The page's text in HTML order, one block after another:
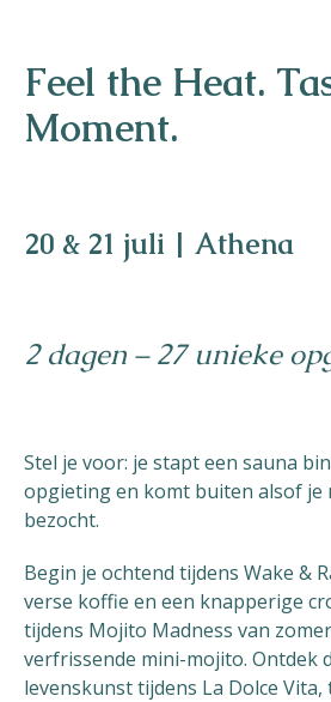
Contact
NL FR EN
Android Play
Feel the Heat.
Moment.
20 & 21 juli | Athena
2 dagen – 27 unieke
Stel je voor: je stapt een sauna
opgieting en komt buiten alsof je
bezocht.
Begin je ochtend tijdens Wake &
verse koffie en een knapperige
tijdens Mojito Madness van
verfrissende mini-mojito. Ontdek
levenskunst tijdens La Dolce Vita,